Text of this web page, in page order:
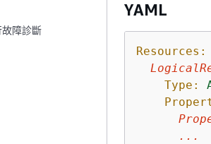
障診斷
YAML
Resources:
Type:
...